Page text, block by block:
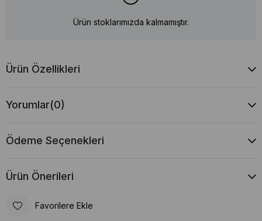
Ürün stoklarımızda kalmamıştır.
Ürün Özellikleri
Yorumlar(0)
Ödeme Seçenekleri
Ürün Önerileri
Favorilere Ekle